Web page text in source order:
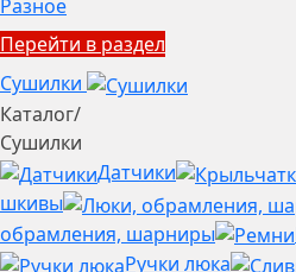
Разное
Перейти в раздел
Сушилки
Каталог/
Сушилки
Датчики
шкивы
обрамления, шарниры
Ручки люка